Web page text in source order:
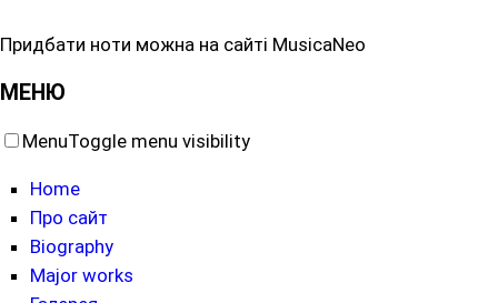
Придбати ноти можна на сайті MusicaNeo
МЕНЮ
MenuToggle menu visibility
Home
Про сайт
Biography
Major works